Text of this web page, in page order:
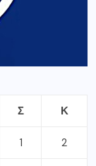
Σ Κ
1 2